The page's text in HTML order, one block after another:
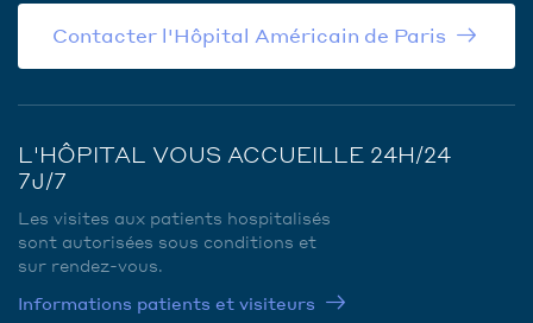
Contacter l'Hôpital Américain de Paris
L'HÔPITAL VOUS ACCUEILLE 24H/24
7J/7
Les visites aux patients hospitalisés
sont autorisées sous conditions et
sur rendez-vous.
Informations patients et visiteurs